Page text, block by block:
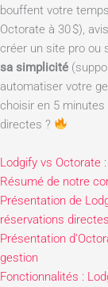
bouffent votre
Octorate à 30 $),
créer un site pro ou
sa simplicité
automatiser votre
choisir en 5 minutes
directes ?
Lodgify vs Octorate
Résumé de notre
Présentation de
réservations directes
Présentation
gestion
Fonctionnalités :